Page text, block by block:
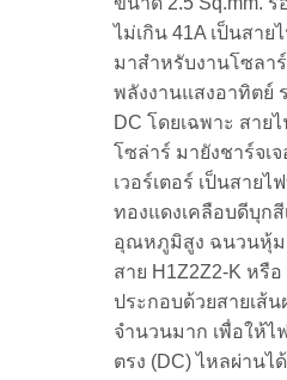
ไม่เกิน 41A เป็นสา
มาสำหรับงานโซลา
พลังงานแสงอาทิตย์
DC โดยเฉพาะ สาย
โซล่าร์ มายังชาร์จเ
เวอร์เตอร์ เป็นสายไ
ทองแดงเคลือบดีบุกสี
อุณหภูมิสูง ฉนวนหุ้ม
สาย H1Z2Z2-K หรือ
ประกอบด้วยสายเส้น
จำนวนมาก เพื่อให้ไ
ตรง (DC) ไหลผ่านไ